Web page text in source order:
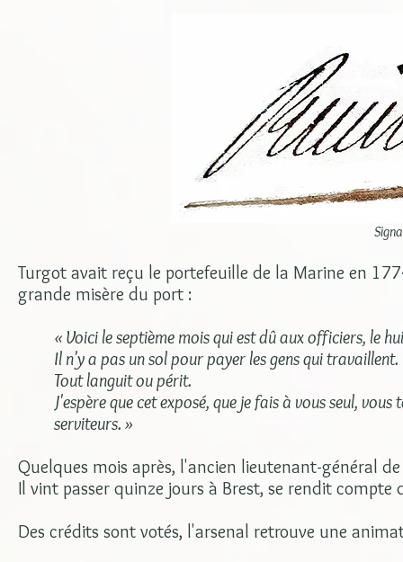
Turgot avait reçu le portefeuille de la Marine en
grande misère du port :
« Voici le septième mois qui est dû aux officiers, le
Il n'y a pas un sol pour payer les gens qui travaillent.
Tout languit ou périt.
J'espère que cet exposé, que je fais à vous seul,
serviteurs. »
Quelques mois après, l'ancien lieutenant-général
Il vint passer quinze jours à Brest, se rendit
Des crédits sont votés, l'arsenal retrouve une